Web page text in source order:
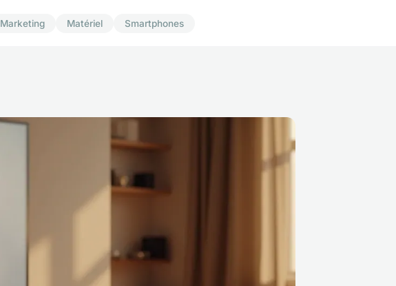
Marketing Matériel Smartphones